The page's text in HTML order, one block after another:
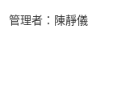
管理者： 陳靜儀